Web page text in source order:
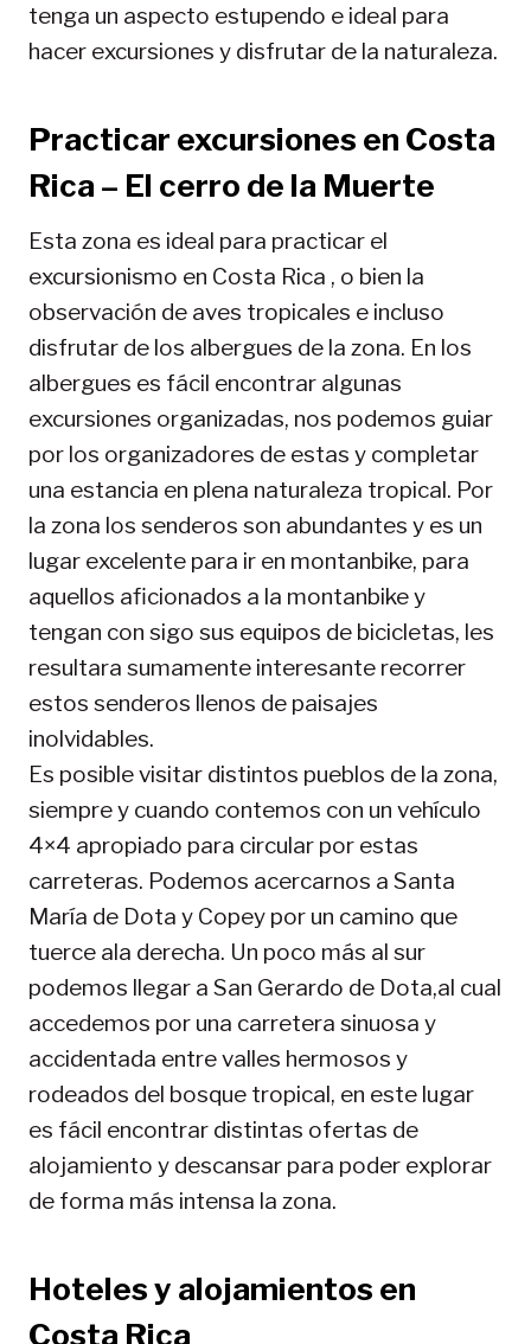
tenga un aspecto estupendo e ideal para
hacer excursiones y disfrutar de la naturaleza.
Practicar excursiones en Costa
Rica – El cerro de la Muerte
Esta zona es ideal para practicar el
excursionismo en Costa Rica , o bien la
observación de aves tropicales e incluso
disfrutar de los albergues de la zona. En los
albergues es fácil encontrar algunas
excursiones organizadas, nos podemos guiar
por los organizadores de estas y completar
una estancia en plena naturaleza tropical. Por
la zona los senderos son abundantes y es un
lugar excelente para ir en montanbike, para
aquellos aficionados a la montanbike y
tengan con sigo sus equipos de bicicletas, les
resultara sumamente interesante recorrer
estos senderos llenos de paisajes
inolvidables.
Es posible visitar distintos pueblos de la zona,
siempre y cuando contemos con un vehículo
4×4 apropiado para circular por estas
carreteras. Podemos acercarnos a Santa
María de Dota y Copey por un camino que
tuerce ala derecha. Un poco más al sur
podemos llegar a San Gerardo de Dota,al cual
accedemos por una carretera sinuosa y
accidentada entre valles hermosos y
rodeados del bosque tropical, en este lugar
es fácil encontrar distintas ofertas de
alojamiento y descansar para poder explorar
de forma más intensa la zona.
Hoteles y alojamientos en
Costa Rica